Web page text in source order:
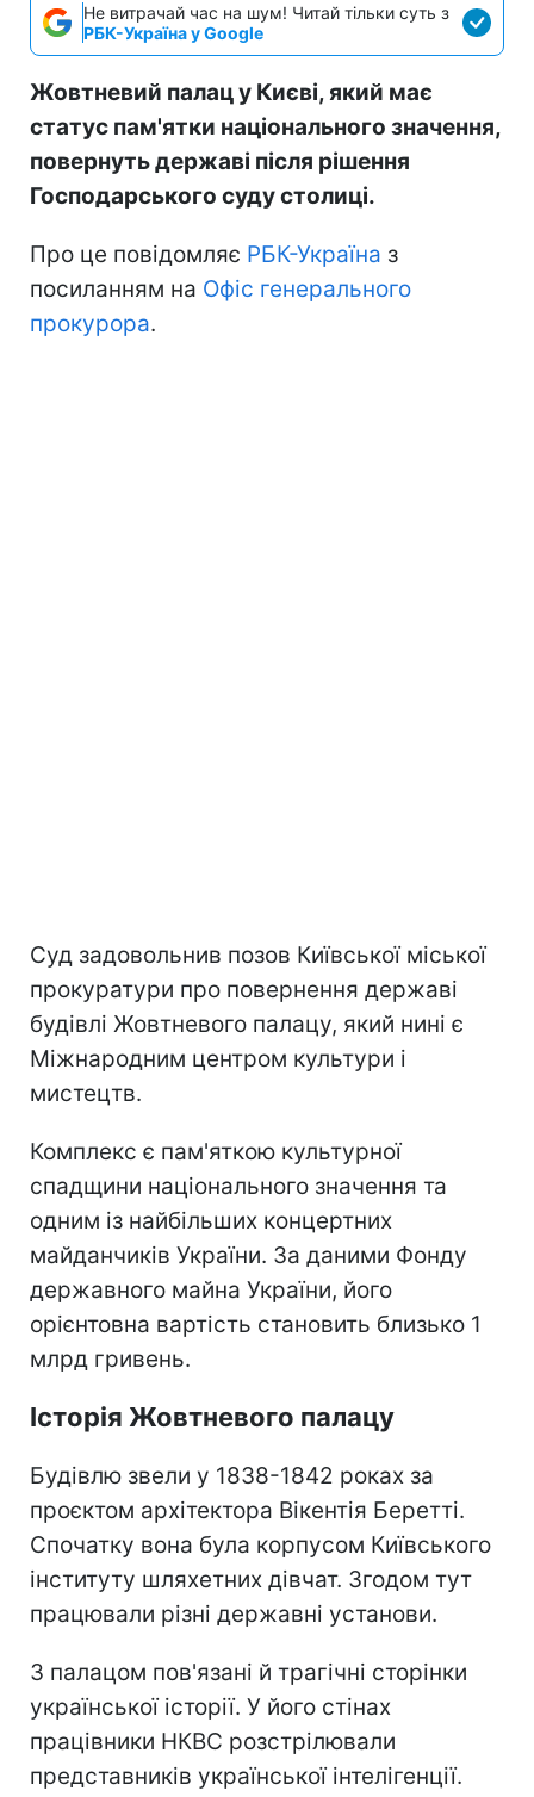
Не витрачай час на шум! Читай тільки суть з
РБК-Україна у Google
Жовтневий палац у Києві, який має
статус пам'ятки національного значення,
повернуть державі після рішення
Господарського суду столиці.
Про це повідомляє РБК-Україна з
посиланням на Офіс генерального
прокурора.
Суд задовольнив позов Київської міської
прокуратури про повернення державі
будівлі Жовтневого палацу, який нині є
Міжнародним центром культури і
мистецтв.
Комплекс є пам'яткою культурної
спадщини національного значення та
одним із найбільших концертних
майданчиків України. За даними Фонду
державного майна України, його
орієнтовна вартість становить близько 1
млрд гривень.
Історія Жовтневого палацу
Будівлю звели у 1838-1842 роках за
проєктом архітектора Вікентія Беретті.
Спочатку вона була корпусом Київського
інституту шляхетних дівчат. Згодом тут
працювали різні державні установи.
З палацом пов'язані й трагічні сторінки
української історії. У його стінах
працівники НКВС розстрілювали
представників української інтелігенції.